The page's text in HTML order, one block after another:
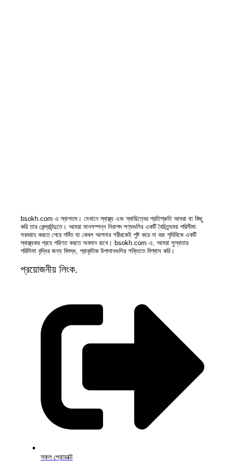
bsokh.com এ স্বাগতম। যেখানে স্বাস্থ্য এবং স্থায়িত্বের প্রতিশ্রুতি আমরা যা কিছু
করি তার কেন্দ্রবিন্দুতে। আমরা মানসম্পন্ন নিরাপদ পণ্যগুলির একটি বৈচিত্র্যময় পরিসীমা
সরবরাহ করতে পেরে গর্বিত যা কেবল আপনার শরীরকেই পুষ্ট করে না বরং পৃথিবিকে একটি
স্বাস্থ্যকর গ্রহে পরিণত করতে অবদান রাখে। bsokh.com এ, আমরা সুস্থতার
পরিসিমা বৃদ্ধির জন্য বিশুদ্ধ, প্রাকৃতিক উপাদানগুলির শক্তিতে বিশ্বাস করি।
প্রয়োজনীয় লিংক.
সকল প্রোডাক্ট